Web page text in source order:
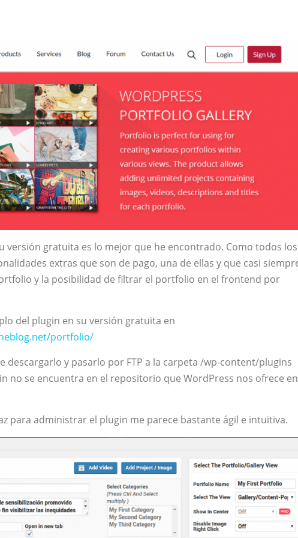
versión gratuita es lo mejor que he encontrado. Como todos los
extras que son de pago, una de ellas y que casi
y la posibilidad de filtrar el portfolio en el frontend por
del plugin en su versión gratuita en
portfolio/
descargarlo y pasarlo por FTP a la carpeta /wp-content/plugins
no se encuentra en el repositorio que WordPress nos ofrece en
para administrar el plugin me parece bastante ágil e intuitiva.